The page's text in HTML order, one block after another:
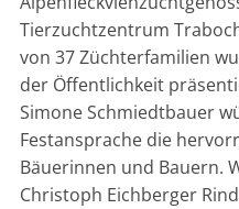
Tierzuchtzentrum
von 37 Züchterfamilien
der Öffentlichkeit
Simone Schmiedtbauer
Festansprache die
Bäuerinnen und Bauern.
Christoph Eichberger